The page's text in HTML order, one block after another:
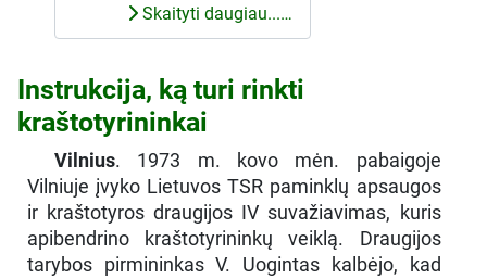
Skaityti daugiau...…
Instrukcija, ką turi rinkti
kraštotyrininkai
Vilnius. 1973 m. kovo mėn. pabaigoje
Vilniuje įvyko Lietuvos TSR paminklų apsaugos
ir kraštotyros draugijos IV suvažiavimas, kuris
apibendrino kraštotyrininkų veiklą. Draugijos
tarybos pirmininkas V. Uogintas kalbėjo, kad